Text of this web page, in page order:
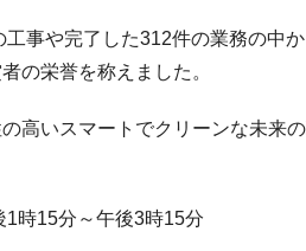
事や完了した312件の業務の中
の栄誉を称えました。
高いスマートでクリーンな未来
15分～午後3時15分